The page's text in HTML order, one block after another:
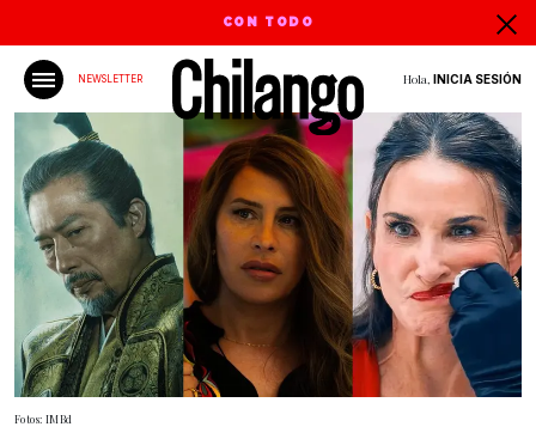
CON TODO
NEWSLETTER Hola, INICIA SESIÓN
Fotos: IMBd